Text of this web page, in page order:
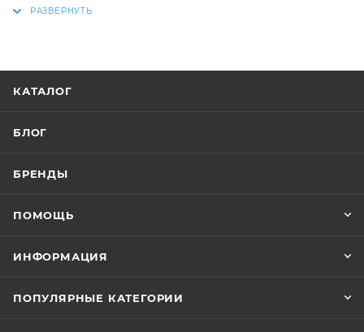
КАТАЛОГ
БЛОГ
БРЕНДЫ
ПОМОЩЬ
ИНФОРМАЦИЯ
ПОПУЛЯРНЫЕ КАТЕГОРИИ